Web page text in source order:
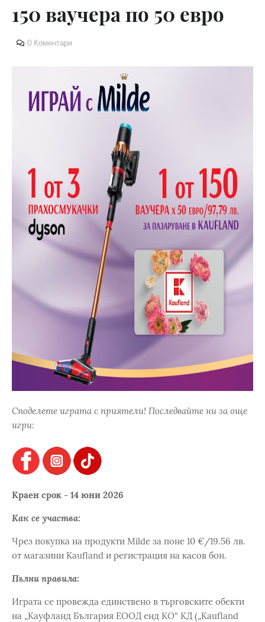
150 ваучера по 50 евро
0 Коментари
Споделете играта с приятели! Последвайте ни за още
игри:
Краен срок - 14 юни 2026
Как се участва:
Чрез покупка на продукти Milde за поне 10 €/19.56 лв.
от магазини Kaufland и регистрация на касов бон.
Пълни правила:
Играта се провежда единствено в търговските обекти
на „Кауфланд България ЕООД енд КО“ КД („Kaufland